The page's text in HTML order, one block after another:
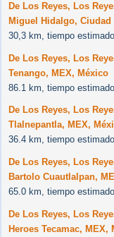
De Los Reyes, Los
Miguel Hidalgo,
30,3 km, tiempo
De Los Reyes, Los
Tenango, MEX, México
86.1 km, tiempo
De Los Reyes, Los
Tlalnepantla, MEX,
36.4 km, tiempo
De Los Reyes, Los
Bartolo Cuautlalpan,
65.0 km, tiempo
De Los Reyes, Los
Heroes Tecamac, MEX,